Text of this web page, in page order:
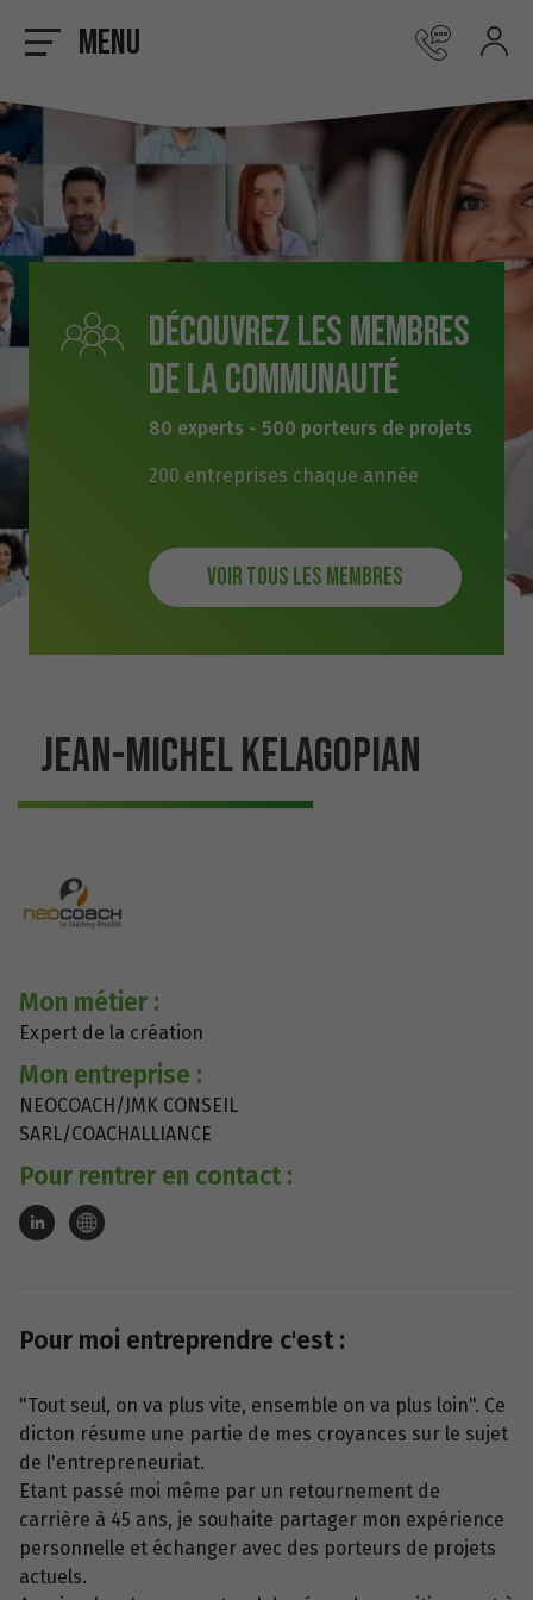
Menu
Découvrez les membres
de la communauté
80 experts - 500 porteurs de projets
200 entreprises chaque année
Voir tous les membres
JEAN-MICHEL KELAGOPIAN
Mon métier :
Expert de la création
Mon entreprise :
NEOCOACH/JMK CONSEIL
SARL/COACHALLIANCE
Pour rentrer en contact :
Pour moi entreprendre c'est :
"Tout seul, on va plus vite, ensemble on va plus loin". Ce
dicton résume une partie de mes croyances sur le sujet
de l'entrepreneuriat.
Etant passé moi même par un retournement de
carrière à 45 ans, je souhaite partager mon expérience
personnelle et échanger avec des porteurs de projets
actuels.